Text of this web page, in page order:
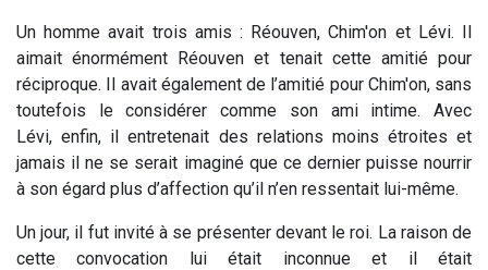
Un homme avait trois amis : Réouven, Chim'on et Lévi. Il
aimait énormément Réouven et tenait cette amitié pour
réciproque. Il avait également de l’amitié pour Chim'on, sans
toutefois le considérer comme son ami intime. Avec
Lévi, enfin, il entretenait des relations moins étroites et
jamais il ne se serait imaginé que ce dernier puisse nourrir
à son égard plus d’affection qu’il n’en ressentait lui-même.
Un jour, il fut invité à se présenter devant le roi. La raison de
cette convocation lui était inconnue et il était